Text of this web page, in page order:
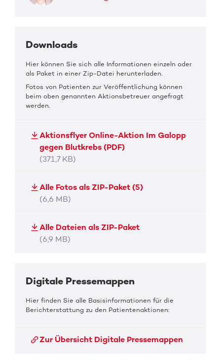
Downloads
Hier können Sie sich alle Informationen einzeln oder
als Paket in einer Zip-Datei herunterladen.
Fotos von Patienten zur Veröffentlichung können
beim oben genannten Aktionsbetreuer angefragt
werden.
Aktionsflyer Online-Aktion Im Galopp
gegen Blutkrebs (PDF)
(371,7 KB)
Alle Fotos als ZIP-Paket (5)
(6,6 MB)
Alle Dateien als ZIP-Paket
(6,9 MB)
Digitale Pressemappen
Hier finden Sie alle Basisinformationen für die
Berichterstattung zu den Patientenaktionen:
Zur Übersicht Digitale Pressemappen